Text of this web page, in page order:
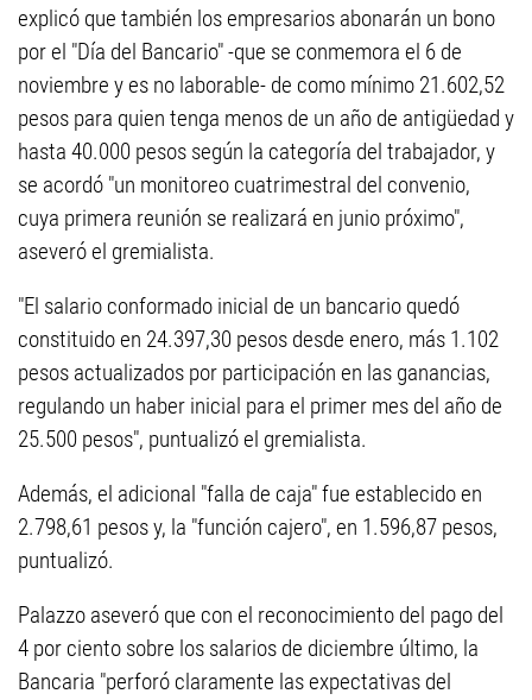
explicó que también los empresarios abonarán un bono
por el "Día del Bancario" -que se conmemora el 6 de
noviembre y es no laborable- de como mínimo 21.602,52
pesos para quien tenga menos de un año de antigüedad y
hasta 40.000 pesos según la categoría del trabajador, y
se acordó "un monitoreo cuatrimestral del convenio,
cuya primera reunión se realizará en junio próximo",
aseveró el gremialista.
"El salario conformado inicial de un bancario quedó
constituido en 24.397,30 pesos desde enero, más 1.102
pesos actualizados por participación en las ganancias,
regulando un haber inicial para el primer mes del año de
25.500 pesos", puntualizó el gremialista.
Además, el adicional "falla de caja" fue establecido en
2.798,61 pesos y, la "función cajero", en 1.596,87 pesos,
puntualizó.
Palazzo aseveró que con el reconocimiento del pago del
4 por ciento sobre los salarios de diciembre último, la
Bancaria "perforó claramente las expectativas del